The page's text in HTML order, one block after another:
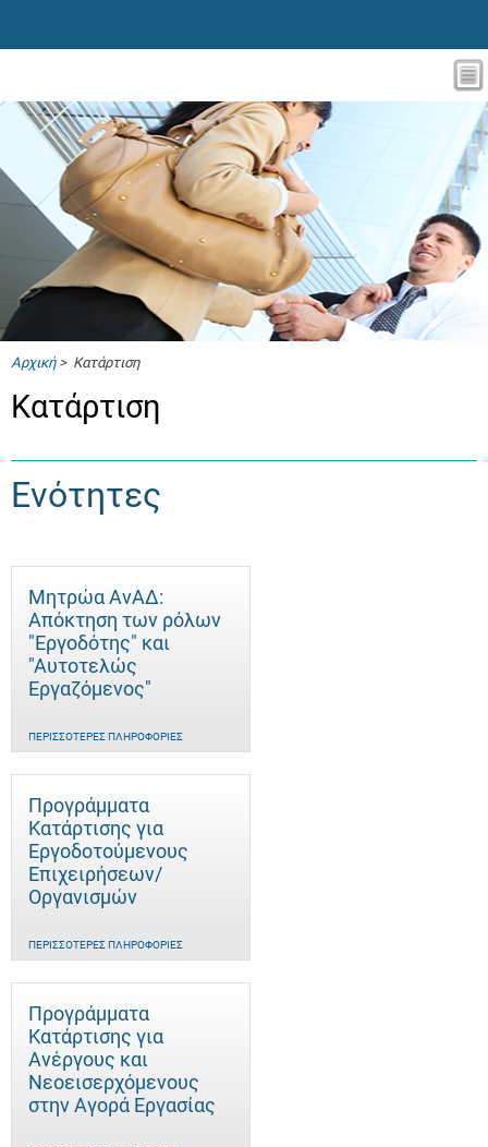
Αρχική> Κατάρτιση
Κατάρτιση
Ενότητες
Μητρώα ΑνΑΔ:
Απόκτηση των ρόλων
"Εργοδότης" και
"Αυτοτελώς
Eργαζόμενος"
ΠΕΡΙΣΣΌΤΕΡΕΣ ΠΛΗΡΟΦΟΡΊΕΣ
Προγράμματα
Κατάρτισης για
Εργοδοτούμενους
Επιχειρήσεων/
Οργανισμών
ΠΕΡΙΣΣΌΤΕΡΕΣ ΠΛΗΡΟΦΟΡΊΕΣ
Προγράμματα
Κατάρτισης για
Ανέργους και
Νεοεισερχόμενους
στην Αγορά Εργασίας